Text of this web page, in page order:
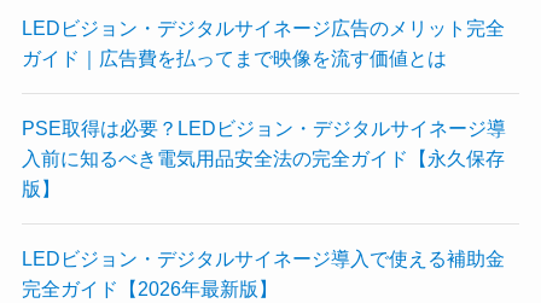
LEDビジョン・デジタルサイネージ広告のメリット完全
ガイド｜広告費を払ってまで映像を流す価値とは
PSE取得は必要？LEDビジョン・デジタルサイネージ導
入前に知るべき電気用品安全法の完全ガイド【永久保存
版】
LEDビジョン・デジタルサイネージ導入で使える補助金
完全ガイド【2026年最新版】